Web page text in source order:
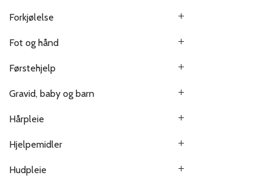
Forkjølelse
Fot og hånd
Førstehjelp
Gravid, baby og barn
Hårpleie
Hjelpemidler
Hudpleie